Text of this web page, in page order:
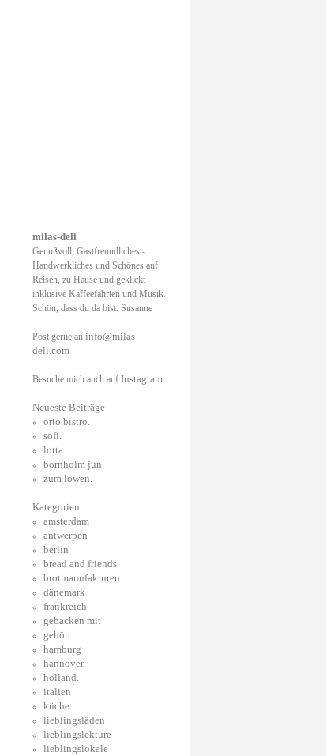
milas-deli
Genußvoll, Gastfreundliches -
Handwerkliches und Schönes auf
Reisen, zu Hause und geklickt
inklusive Kaffeefahrten und Musik.
Schön, dass du da bist. Susanne
Post gerne an info@milas-
deli.com
Besuche mich auch auf Instagram
Neueste Beiträge
orto.bistro.
sofi.
lotta.
bornholm jun.
zum löwen.
Kategorien
amsterdam
antwerpen
berlin
bread and friends
brotmanufakturen
dänemark
frankreich
gebacken mit
gehört
hamburg
hannover
holland.
italien
küche
lieblingsläden
lieblingslektüre
lieblingslokale